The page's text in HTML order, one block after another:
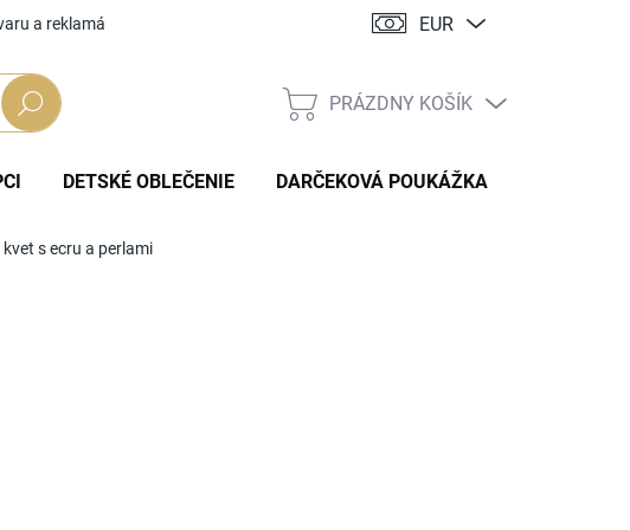
a reklamácia EUR
Hľadať
NÁKUPNÝ
PRÁZDNY KOŠÍK
DETSKÉ OBLEČENIE DARČEKOVÁ POUKÁŽKA
s ecru a perlami